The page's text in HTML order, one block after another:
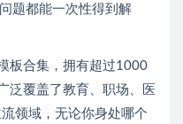
题都能一次性得到解
板合集，拥有超过1000
泛覆盖了教育、职场、医
领域，无论你身处哪个